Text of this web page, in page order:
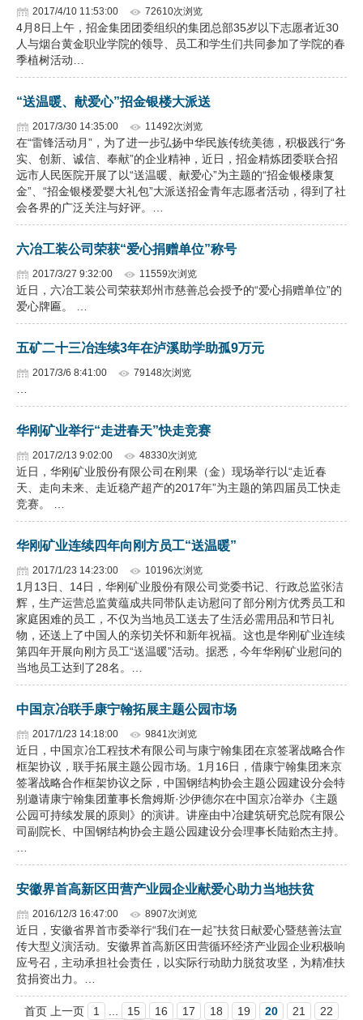
2017/4/10 11:53:00 72610次浏览
4月8日上午，招金集团团委组织的集团总部35岁以下志愿者近30
人与烟台黄金职业学院的领导、员工和学生们共同参加了学院的春
季植树活动…
“送温暖、献爱心”招金银楼大派送
2017/3/30 14:35:00 11492次浏览
在“雷锋活动月”，为了进一步弘扬中华民族传统美德，积极践行“务
实、创新、诚信、奉献”的企业精神，近日，招金精炼团委联合招
远市人民医院开展了以“送温暖、献爱心”为主题的“招金银楼康复
金”、“招金银楼爱婴大礼包”大派送招金青年志愿者活动，得到了社
会各界的广泛关注与好评。…
六冶工装公司荣获“爱心捐赠单位”称号
2017/3/27 9:32:00 11559次浏览
近日，六冶工装公司荣获郑州市慈善总会授予的“爱心捐赠单位”的
爱心牌匾。 …
五矿二十三冶连续3年在泸溪助学助孤9万元
2017/3/6 8:41:00 79148次浏览
华刚矿业举行“走进春天”快走竞赛
2017/2/13 9:02:00 48330次浏览
近日，华刚矿业股份有限公司在刚果（金）现场举行以“走近春
天、走向未来、走近稳产超产的2017年”为主题的第四届员工快走
竞赛。 …
华刚矿业连续四年向刚方员工“送温暖”
2017/1/23 14:23:00 10196次浏览
1月13日、14日，华刚矿业股份有限公司党委书记、行政总监张洁
辉，生产运营总监黄蕴成共同带队走访慰问了部分刚方优秀员工和
家庭困难的员工，不仅为当地员工送去了生活必需用品和节日礼
物，还送上了中国人的亲切关怀和新年祝福。这也是华刚矿业连续
第四年开展向刚方员工“送温暖”活动。据悉，今年华刚矿业慰问的
当地员工达到了28名。…
中国京冶联手康宁翰拓展主题公园市场
2017/1/23 14:18:00 9841次浏览
近日，中国京冶工程技术有限公司与康宁翰集团在京签署战略合作
框架协议，联手拓展主题公园市场。1月16日，借康宁翰集团来京
签署战略合作框架协议之际，中国钢结构协会主题公园建设分会特
别邀请康宁翰集团董事长詹姆斯·沙伊德尔在中国京冶举办《主题
公园可持续发展的原则》的演讲。讲座由中冶建筑研究总院有限公
司副院长、中国钢结构协会主题公园建设分会理事长陆贻杰主持。
安徽界首高新区田营产业园企业献爱心助力当地扶贫
2016/12/3 16:47:00 8907次浏览
近日，安徽省界首市委举行“我们在一起”扶贫日献爱心暨慈善法宣
传大型义演活动。安徽界首高新区田营循环经济产业园企业积极响
应号召，主动承担社会责任，以实际行动助力脱贫攻坚，为精准扶
贫捐资出力。…
首页 上一页 1 15 16 17 18 19 20 21
22